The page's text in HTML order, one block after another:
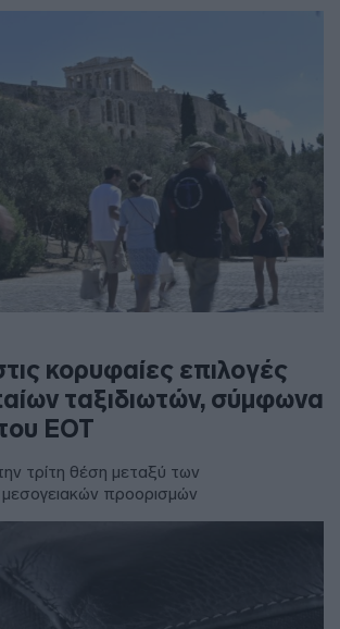
κορυφαίες επιλογές
ταξιδιωτών, σύμφωνα
ΕΟΤ
τρίτη θέση μεταξύ των
προορισμών